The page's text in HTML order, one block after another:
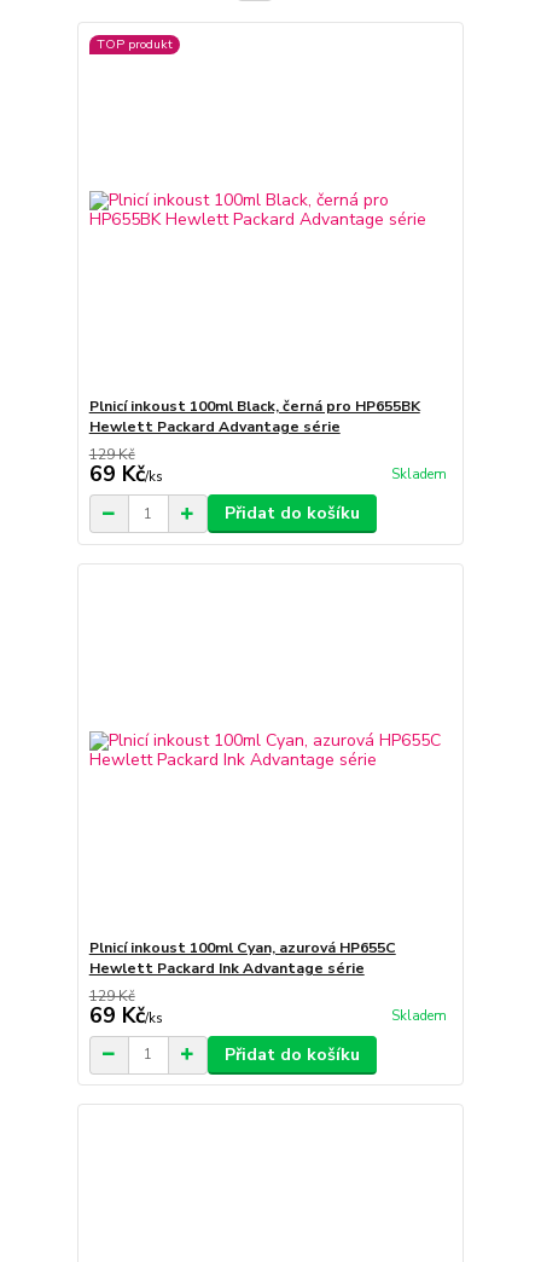
TOP produkt
Plnicí inkoust 100ml Black, černá pro HP655BK
Hewlett Packard Advantage série
129 Kč
69 Kč/ks Skladem
Přidat do košíku
Plnicí inkoust 100ml Cyan, azurová HP655C
Hewlett Packard Ink Advantage série
129 Kč
69 Kč/ks Skladem
Přidat do košíku